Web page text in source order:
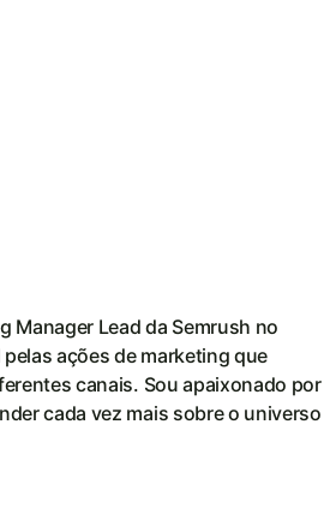
Manager Lead da Semrush no
ações de marketing que
canais. Sou apaixonado por
cada vez mais sobre o universo